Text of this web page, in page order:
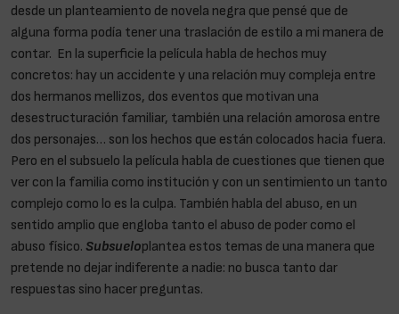
desde un planteamiento de novela negra que pensé que de
alguna forma podía tener una traslación de estilo a mi manera de
contar. En la superficie la película habla de hechos muy
concretos: hay un accidente y una relación muy compleja entre
dos hermanos mellizos, dos eventos que motivan una
desestructuración familiar, también una relación amorosa entre
dos personajes… son los hechos que están colocados hacia fuera.
Pero en el subsuelo la película habla de cuestiones que tienen que
ver con la familia como institución y con un sentimiento un tanto
complejo como lo es la culpa. También habla del abuso, en un
sentido amplio que engloba tanto el abuso de poder como el
abuso físico. Subsueloplantea estos temas de una manera que
pretende no dejar indiferente a nadie: no busca tanto dar
respuestas sino hacer preguntas.